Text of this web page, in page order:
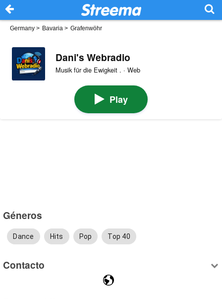
Germany > Bavaria > Grafenwöhr
Dani's Webradio
Musik für die Ewigkeit . · Web
Play
Géneros
Dance Hits Pop Top 40
Contacto